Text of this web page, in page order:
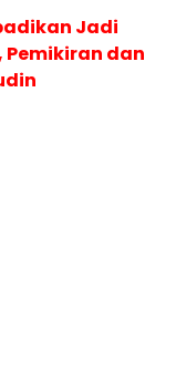
Jadi
Pemikiran dan